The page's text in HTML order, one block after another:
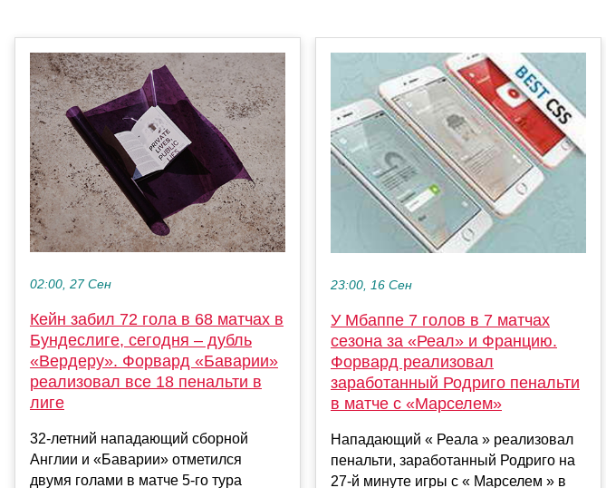
02:00, 27 Сен
Кейн забил 72 гола в 68 матчах в
Бундеслиге, сегодня – дубль
«Вердеру». Форвард «Баварии»
реализовал все 18 пенальти в
лиге
32-летний нападающий сборной
Англии и «Баварии» отметился
двумя голами в матче 5-го тура
23:00, 16 Сен
У Мбаппе 7 голов в 7 матчах
сезона за «Реал» и Францию.
Форвард реализовал
заработанный Родриго пенальти
в матче с «Марселем»
Нападающий « Реала » реализовал
пенальти, заработанный Родриго на
27-й минуте игры с « Марселем » в